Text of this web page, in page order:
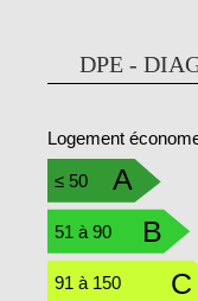
DPE -
A
B
C
Logement
≤ 50
51 à 90
91 à 150